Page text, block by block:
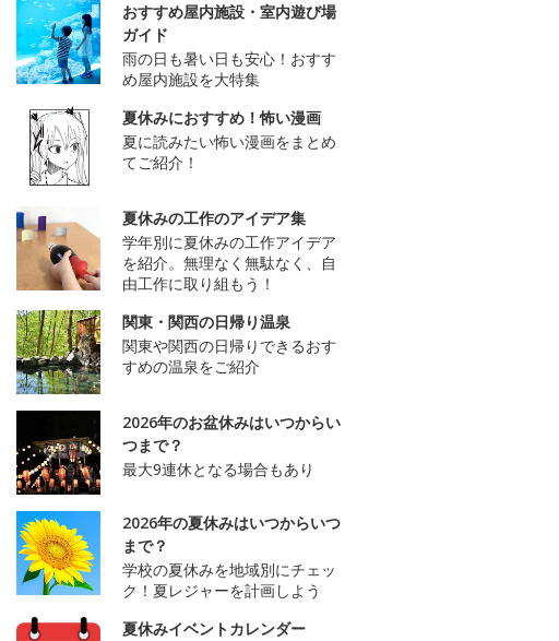
おすすめ屋内施設・室内遊び場
ガイド
雨の日も暑い日も安心！おすす
め屋内施設を大特集
夏休みにおすすめ！怖い漫画
夏に読みたい怖い漫画をまとめ
てご紹介！
夏休みの工作のアイデア集
学年別に夏休みの工作アイデア
を紹介。無理なく無駄なく、自
由工作に取り組もう！
関東・関西の日帰り温泉
関東や関西の日帰りできるおす
すめの温泉をご紹介
2026年のお盆休みはいつからい
つまで？
最大9連休となる場合もあり
2026年の夏休みはいつからいつ
まで？
学校の夏休みを地域別にチェッ
ク！夏レジャーを計画しよう
夏休みイベントカレンダー